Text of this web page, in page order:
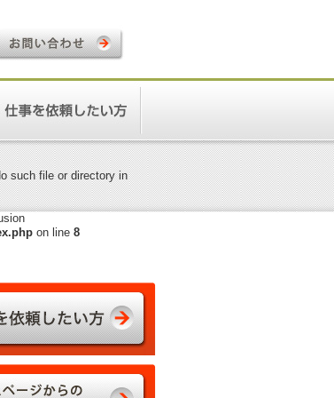
such file or directory in
on line 8